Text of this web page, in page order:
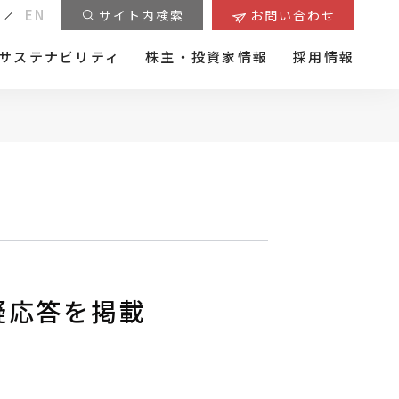
EN サイト内検索 お問い合わせ
ステナビリティ 株主・投資家情報 採用情報
答を掲載